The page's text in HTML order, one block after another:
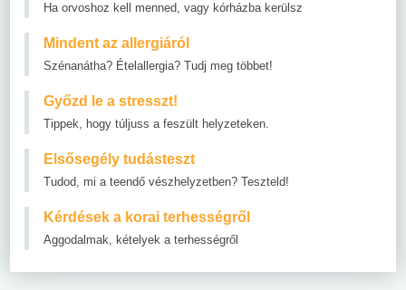
Ha orvoshoz kell menned, vagy kórházba kerülsz
Mindent az allergiáról
Szénanátha? Ételallergia? Tudj meg többet!
Győzd le a stresszt!
Tippek, hogy túljuss a feszült helyzeteken.
Elsősegély tudásteszt
Tudod, mi a teendő vészhelyzetben? Teszteld!
Kérdések a korai terhességről
Aggodalmak, kételyek a terhességről